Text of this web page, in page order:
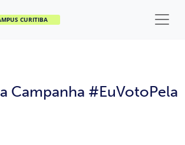
CURITIBA
Campanha #EuVotoPela